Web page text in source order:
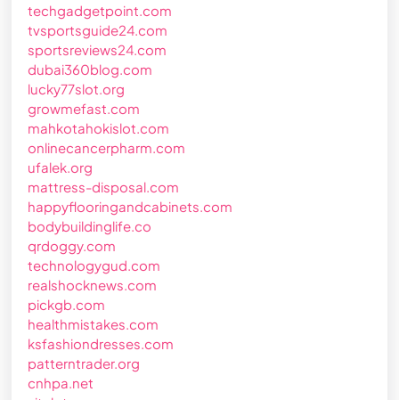
techgadgetpoint.com
tvsportsguide24.com
sportsreviews24.com
dubai360blog.com
lucky77slot.org
growmefast.com
mahkotahokislot.com
onlinecancerpharm.com
ufalek.org
mattress-disposal.com
happyflooringandcabinets.com
bodybuildinglife.co
qrdoggy.com
technologygud.com
realshocknews.com
pickgb.com
healthmistakes.com
ksfashiondresses.com
patterntrader.org
cnhpa.net